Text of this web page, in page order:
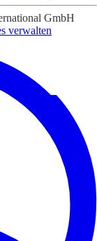
GmbH
verwalten